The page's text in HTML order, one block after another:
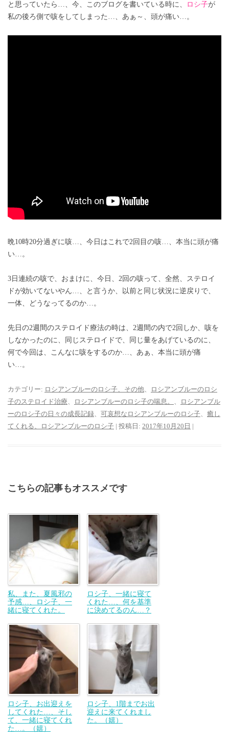
と思っていたら…、今、このブログを書いている時に、 ロシ子が
私の後ろ側で咳をしてしまった…、あぁ～、頭が痛い…。
晩10時20分過ぎに咳…、今日はこれで2回目の咳…、本当に頭が痛
い…。
3日連続の咳で、おまけに、今日、2回の咳って、全然、ステロイ
ドが効いてないやん…、と言うか、以前と同じ状況に逆戻りで、
一体、どうなってるのか…。
先日の2週間のステロイド療法の時は、2週間の内で2回しか、咳を
しなかったのに、同じステロイドで、同じ量をあげているのに、
何で今回は、こんなに咳をするのか…、あぁ、本当に頭が痛
い…。
カテゴリー: ロシアンブルーのロシ子、その他、
ロシアンブルーのロシ
子のステロイド治療、 ロシアンブルーのロシ子の喘息。 、
ロシアンブル
ーのロシ子の日々の成長記録、 可哀想なロシアンブルーのロシ子、 癒し
てくれる、ロシアンブルーのロシ子 | 投稿日: 2017年10月20日 |
こちらの記事もオススメです
私、また、夏風邪の
予感…、ロシ子、一
緒に寝てくれた。
ロシ子、一緒に寝て
くれた…、何を基準
に決めてるのん…？
ロシ子、お出迎えを
してくれた…、そし
て、一緒に寝てくれ
た…。（嬉）
ロシ子、1階までお出
迎えに来てくれまし
た。（嬉）